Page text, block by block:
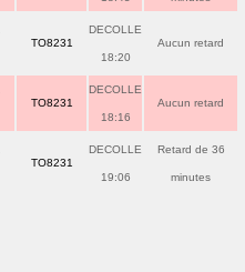
TO8231
DECOLLE
18:20
Aucun retard
TO8231
DECOLLE
18:16
Aucun retard
TO8231
DECOLLE
19:06
Retard de 36
minutes